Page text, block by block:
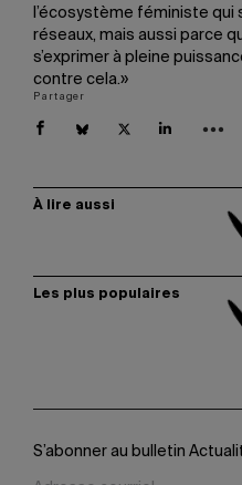
l’écosystème féministe qui
réseaux, mais aussi parce
s’exprimer à pleine
contre cela.»
Partager
À lire aussi
Les plus populaires
S’abonner au bulletin